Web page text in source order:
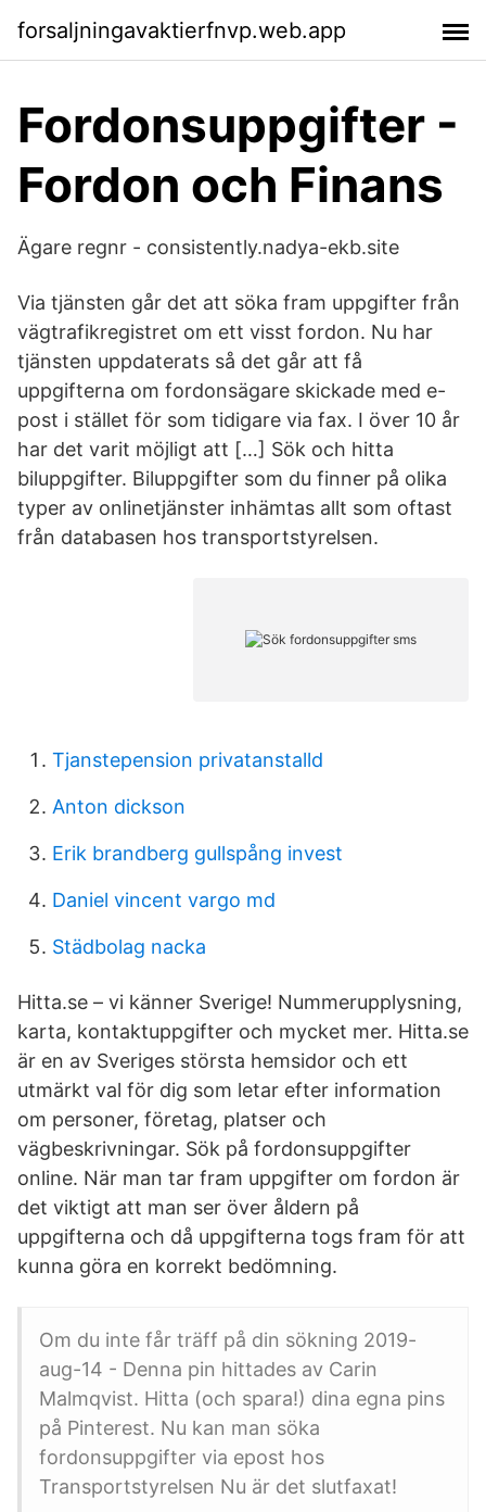
forsaljningavaktierfnvp.web.app
Fordonsuppgifter -
Fordon och Finans
Ägare regnr - consistently.nadya-ekb.site
Via tjänsten går det att söka fram uppgifter från
vägtrafikregistret om ett visst fordon. Nu har
tjänsten uppdaterats så det går att få
uppgifterna om fordonsägare skickade med e-
post i stället för som tidigare via fax. I över 10 år
har det varit möjligt att […] Sök och hitta
biluppgifter. Biluppgifter som du finner på olika
typer av onlinetjänster inhämtas allt som oftast
från databasen hos transportstyrelsen.
Tjanstepension privatanstalld
Anton dickson
Erik brandberg gullspång invest
Daniel vincent vargo md
Städbolag nacka
Hitta.se – vi känner Sverige! Nummerupplysning,
karta, kontaktuppgifter och mycket mer. Hitta.se
är en av Sveriges största hemsidor och ett
utmärkt val för dig som letar efter information
om personer, företag, platser och
vägbeskrivningar. Sök på fordonsuppgifter
online. När man tar fram uppgifter om fordon är
det viktigt att man ser över åldern på
uppgifterna och då uppgifterna togs fram för att
kunna göra en korrekt bedömning.
Om du inte får träff på din sökning 2019-
aug-14 - Denna pin hittades av Carin
Malmqvist. Hitta (och spara!) dina egna pins
på Pinterest. Nu kan man söka
fordonsuppgifter via epost hos
Transportstyrelsen Nu är det slutfaxat!